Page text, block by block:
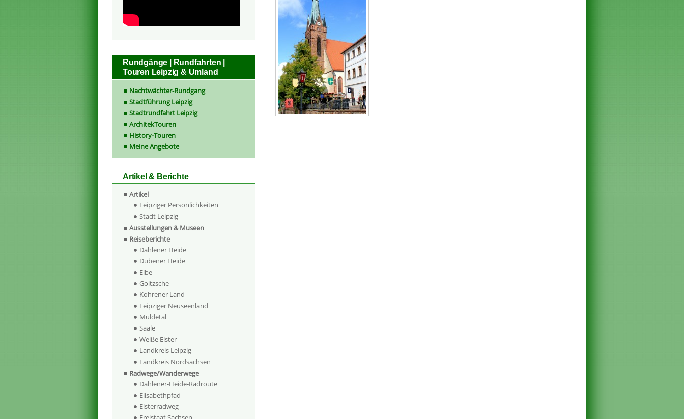
Rundgänge | Rundfahrten |
Touren Leipzig & Umland
Nachtwächter-Rundgang
Stadtführung Leipzig
Stadtrundfahrt Leipzig
ArchitekTouren
History-Touren
Meine Angebote
Artikel & Berichte
Artikel
Leipziger Persönlichkeiten
Stadt Leipzig
Ausstellungen & Museen
Reiseberichte
Dahlener Heide
Dübener Heide
Elbe
Goitzsche
Kohrener Land
Leipziger Neuseenland
Muldetal
Saale
Weiße Elster
Landkreis Leipzig
Landkreis Nordsachsen
Radwege/Wanderwege
Dahlener-Heide-Radroute
Elisabethpfad
Elsterradweg